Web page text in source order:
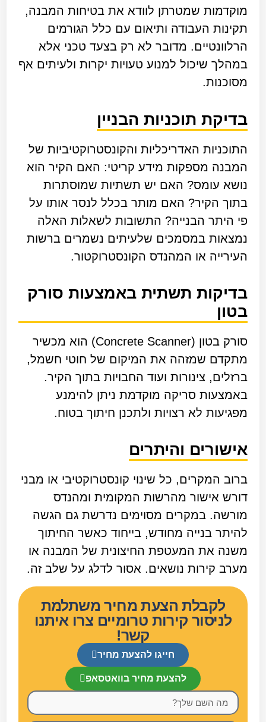
מוקדמות שמטרתן לוודא את בטיחות המבנה,
תקינות העבודה ותיאום עם כלל הגורמים
הרלוונטיים. מדובר לא רק בצעד טכני אלא
במהלך שיכול למנוע טעויות יקרות ולעיתים אף
מסוכנות.
בדיקת תוכניות הבניין
התוכניות האדריכליות והקונסטרוקטיביות של
המבנה מספקות מידע קריטי: האם הקיר הוא
נושא עומס? האם יש תשתיות שמוסתרות
בתוך הקיר? האם מותר בכלל לנסר אותו על
פי היתר הבנייה? התשובות לשאלות האלה
נמצאות במסמכים שלעיתים נשמרים ברשות
העירייה או המהנדס הקונסטרוקטור.
בדיקות תשתית באמצעות סורק
בטון
סורק בטון (Concrete Scanner) הוא מכשיר
מתקדם שמזהה את המיקום של חוטי חשמל,
ברזלים, צינורות ועוד החבויות בתוך הקיר.
באמצעות סריקה מוקדמת ניתן להימנע
מפגיעות לא רצויות ולתכנן חיתוך בטוח.
אישורים והיתרים
ברוב המקרים, כל שינוי קונסטרוקטיבי או מבני
דורש אישור מהרשות המקומית ומהנדס
מורשה. במקרים מסוימים נדרשת גם הגשה
להיתר בנייה מחודש, בייחוד כאשר החיתוך
משנה את המעטפת החיצונית של המבנה או
מערב קירות נושאים. אסור לדלג על שלב זה.
לקבלת הצעת מחיר משתלמת
לניסור קירות טרומיים צרו איתנו
קשר!
חייגו להצעת מחיר
להצעת מחיר בוואטסאפ